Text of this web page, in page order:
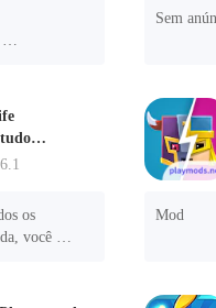
podem
Sem
os
você
Mod